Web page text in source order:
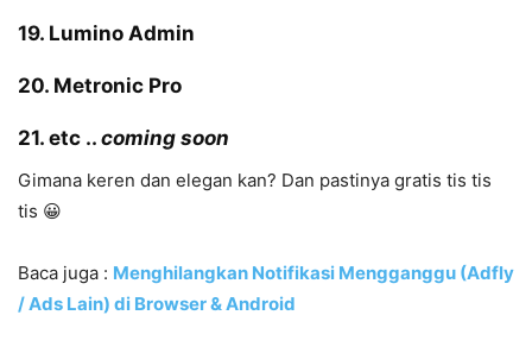
19. Lumino Admin
20. Metronic Pro
21. etc .. coming soon
Gimana keren dan elegan kan? Dan pastinya gratis tis tis
tis 😀
Baca juga : Menghilangkan Notifikasi Mengganggu (Adfly
/ Ads Lain) di Browser & Android